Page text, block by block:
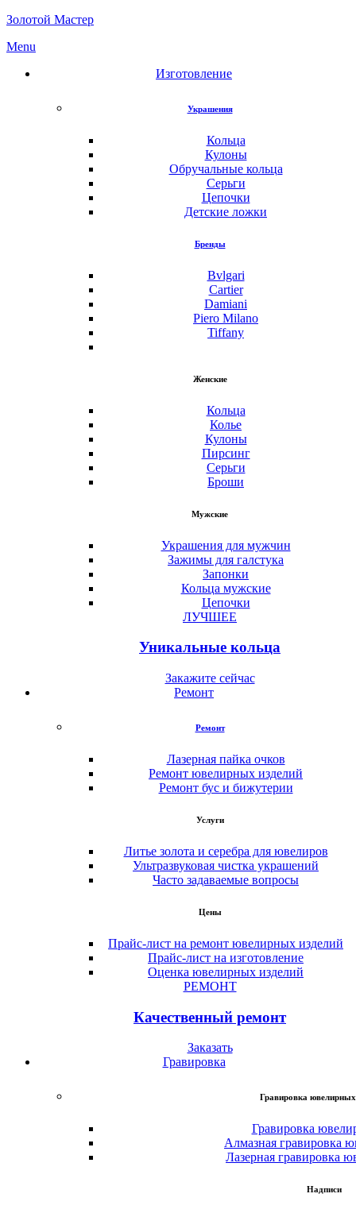
Золотой Мастер
Menu
Изготовление
Украшения
Кольца
Кулоны
Обручальные кольца
Серьги
Цепочки
Детские ложки
Бренды
Bvlgari
Cartier
Damiani
Piero Milano
Tiffany
Женские
Кольца
Колье
Кулоны
Пирсинг
Серьги
Броши
Мужские
Украшения для мужчин
Зажимы для галстука
Запонки
Кольца мужские
Цепочки
ЛУЧШЕЕ
Уникальные кольца
Закажите сейчас
Ремонт
Ремонт
Лазерная пайка очков
Ремонт ювелирных изделий
Ремонт бус и бижутерии
Услуги
Литье золота и серебра для ювелиров
Ультразвуковая чистка украшений
Часто задаваемые вопросы
Цены
Прайс-лист на ремонт ювелирных изделий
Прайс-лист на изготовление
Оценка ювелирных изделий
РЕМОНТ
Качественный ремонт
Заказать
Гравировка
Гравировка ювелирных
Гравировка
Алмазная гравировка
Лазерная гравировка
Надписи